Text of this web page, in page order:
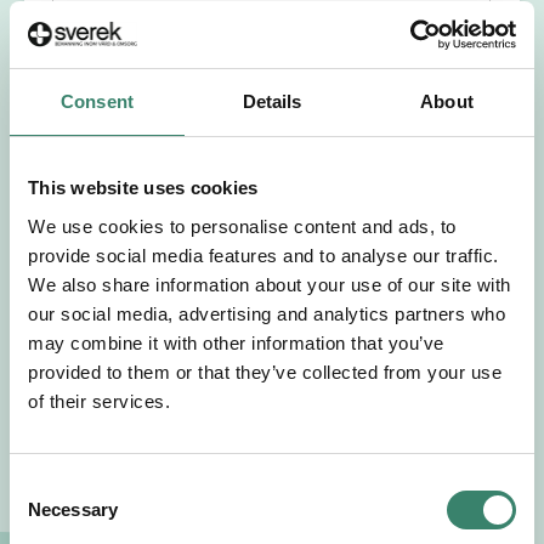
Consent Details About
This website uses cookies
We use cookies to personalise content and ads, to
provide social media features and to analyse our traffic.
We also share information about your use of our site with
our social media, advertising and analytics partners who
may combine it with other information that you’ve
provided to them or that they’ve collected from your use
of their services.
Necessary
Förnamn
Efternamn
Välj önskat arbetsområde
Välj önskad anställningsform
+46
E-post
och